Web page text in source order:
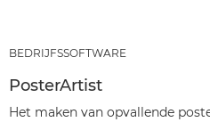
BEDRIJFSSOFTWARE
PosterArtist
Het maken van opvallende